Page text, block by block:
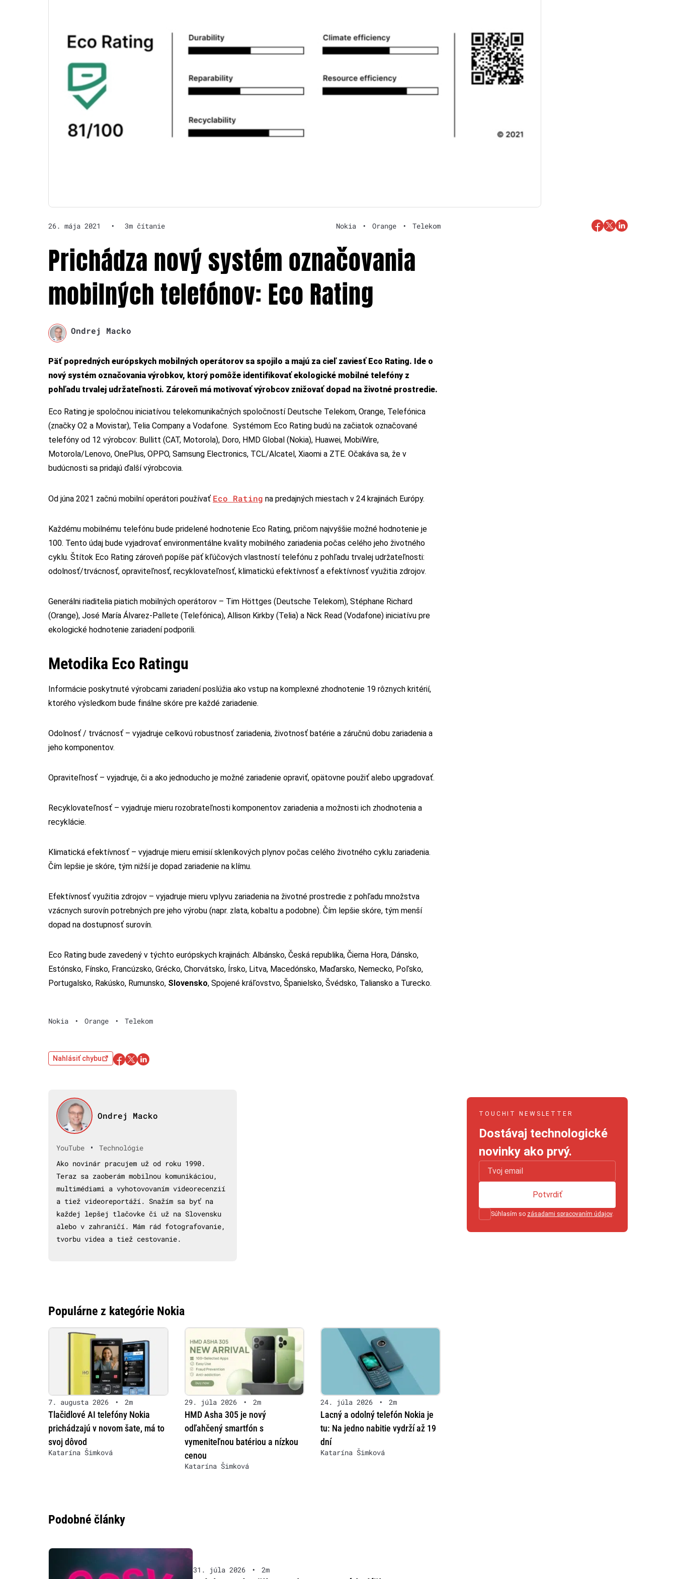
26. mája 2021 • 3m čítanie Nokia • Orange • Telekom
Prichádza nový systém označovania
mobilných telefónov: Eco Rating
Ondrej Macko
Päť popredných európskych mobilných operátorov sa spojilo a majú za cieľ zaviesť Eco Rating. Ide o
nový systém označovania výrobkov, ktorý pomôže identifikovať ekologické mobilné telefóny z
pohľadu trvalej udržateľnosti. Zároveň má motivovať výrobcov znižovať dopad na životné prostredie.
Eco Rating je spoločnou iniciatívou telekomunikačných spoločností Deutsche Telekom, Orange, Telefónica
(značky O2 a Movistar), Telia Company a Vodafone. Systémom Eco Rating budú na začiatok označované
telefóny od 12 výrobcov: Bullitt (CAT, Motorola), Doro, HMD Global (Nokia), Huawei, MobiWire,
Motorola/Lenovo, OnePlus, OPPO, Samsung Electronics, TCL/Alcatel, Xiaomi a ZTE. Očakáva sa, že v
budúcnosti sa pridajú ďalší výrobcovia.
Od júna 2021 začnú mobilní operátori používať Eco Rating na predajných miestach v 24 krajinách Európy.
Každému mobilnému telefónu bude pridelené hodnotenie Eco Rating, pričom najvyššie možné hodnotenie je
100. Tento údaj bude vyjadrovať environmentálne kvality mobilného zariadenia počas celého jeho životného
cyklu. Štítok Eco Rating zároveň popíše päť kľúčových vlastností telefónu z pohľadu trvalej udržateľnosti:
odolnosť/trvácnosť, opraviteľnosť, recyklovateľnosť, klimatickú efektívnosť a efektívnosť využitia zdrojov.
Generálni riaditelia piatich mobilných operátorov – Tim Höttges (Deutsche Telekom), Stéphane Richard
(Orange), José María Álvarez-Pallete (Telefónica), Allison Kirkby (Telia) a Nick Read (Vodafone) iniciatívu pre
ekologické hodnotenie zariadení podporili.
Metodika Eco Ratingu
Informácie poskytnuté výrobcami zariadení poslúžia ako vstup na komplexné zhodnotenie 19 rôznych kritérií,
ktorého výsledkom bude finálne skóre pre každé zariadenie.
Odolnosť / trvácnosť – vyjadruje celkovú robustnosť zariadenia, životnosť batérie a záručnú dobu zariadenia a
jeho komponentov.
Opraviteľnosť – vyjadruje, či a ako jednoducho je možné zariadenie opraviť, opätovne použiť alebo upgradovať.
Recyklovateľnosť – vyjadruje mieru rozobrateľnosti komponentov zariadenia a možnosti ich zhodnotenia a
recyklácie.
Klimatická efektívnosť – vyjadruje mieru emisií skleníkových plynov počas celého životného cyklu zariadenia.
Čím lepšie je skóre, tým nižší je dopad zariadenie na klímu.
Efektívnosť využitia zdrojov – vyjadruje mieru vplyvu zariadenia na životné prostredie z pohľadu množstva
vzácnych surovín potrebných pre jeho výrobu (napr. zlata, kobaltu a podobne). Čím lepšie skóre, tým menší
dopad na dostupnosť surovín.
Eco Rating bude zavedený v týchto európskych krajinách: Albánsko, Česká republika, Čierna Hora, Dánsko,
Estónsko, Fínsko, Francúzsko, Grécko, Chorvátsko, Írsko, Litva, Macedónsko, Maďarsko, Nemecko, Poľsko,
Portugalsko, Rakúsko, Rumunsko, Slovensko, Spojené kráľovstvo, Španielsko, Švédsko, Taliansko a Turecko.
Nokia • Orange • Telekom
Nahlásiť chybu
Ondrej Macko
YouTube •
Technológie
Ako novinár pracujem už od roku 1990.
Teraz sa zaoberám mobilnou komunikáciou,
multimédiami a vyhotovovaním videorecenzií
a tiež videoreportáží. Snažím sa byť na
každej lepšej tlačovke či už na Slovensku
alebo v zahraničí. Mám rád fotografovanie,
tvorbu videa a tiež cestovanie.
Populárne z kategórie Nokia
7. augusta 2026 • 2m
Tlačidlové AI telefóny Nokia
prichádzajú v novom šate, má to
svoj dôvod
Katarína Šimková
29. júla 2026 • 2m
HMD Asha 305 je nový
odľahčený smartfón s
vymeniteľnou batériou a nízkou
cenou
Katarína Šimková
24. júla 2026 • 2m
Lacný a odolný telefón Nokia je
tu: Na jedno nabitie vydrží až 19
dní
Katarína Šimková
Podobné články
31. júla 2026 • 2m
TOUCHIT NEWSLETTER
Dostávaj technologické
novinky ako prvý.
Súhlasím so zásadami spracovaním údajov.
Potvrdiť